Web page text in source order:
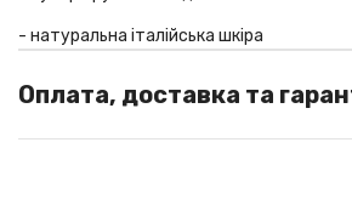
- натуральна італійська шкіра
колір milk
матеріал
Оплата, доставка та